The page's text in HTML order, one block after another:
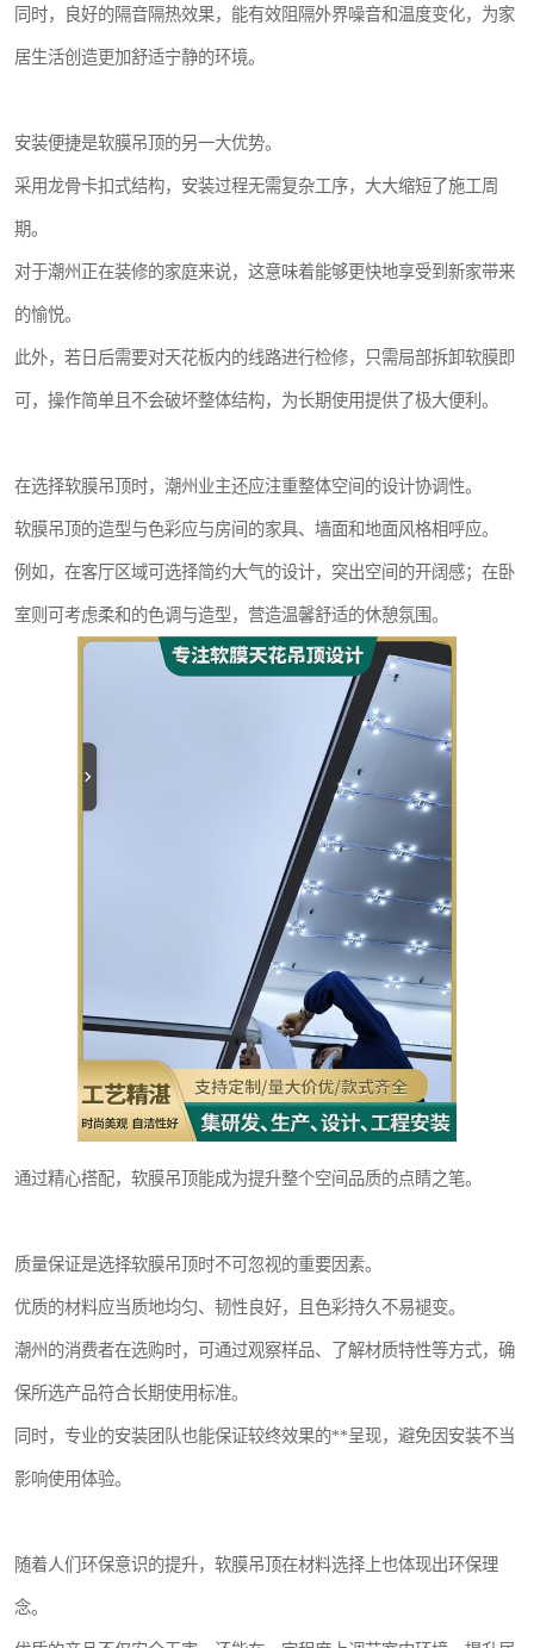
同时，良好的隔音隔热效果，能有效阻隔外界噪音和温度变化，为家
居生活创造更加舒适宁静的环境。
安装便捷是软膜吊顶的另一大优势。
采用龙骨卡扣式结构，安装过程无需复杂工序，大大缩短了施工周
期。
对于潮州正在装修的家庭来说，这意味着能够更快地享受到新家带来
的愉悦。
此外，若日后需要对天花板内的线路进行检修，只需局部拆卸软膜即
可，操作简单且不会破坏整体结构，为长期使用提供了极大便利。
在选择软膜吊顶时，潮州业主还应注重整体空间的设计协调性。
软膜吊顶的造型与色彩应与房间的家具、墙面和地面风格相呼应。
例如，在客厅区域可选择简约大气的设计，突出空间的开阔感；在卧
室则可考虑柔和的色调与造型，营造温馨舒适的休憩氛围。
通过精心搭配，软膜吊顶能成为提升整个空间品质的点睛之笔。
质量保证是选择软膜吊顶时不可忽视的重要因素。
优质的材料应当质地均匀、韧性良好，且色彩持久不易褪变。
潮州的消费者在选购时，可通过观察样品、了解材质特性等方式，确
保所选产品符合长期使用标准。
同时，专业的安装团队也能保证较终效果的**呈现，避免因安装不当
影响使用体验。
随着人们环保意识的提升，软膜吊顶在材料选择上也体现出环保理
念。